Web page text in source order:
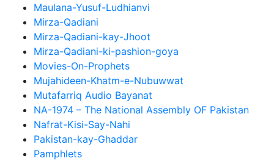
Maulana-Yusuf-Ludhianvi
Mirza-Qadiani
Mirza-Qadiani-kay-Jhoot
Mirza-Qadiani-ki-pashion-goya
Movies-On-Prophets
Mujahideen-Khatm-e-Nubuwwat
Mutafarriq Audio Bayanat
NA-1974 – The National Assembly OF Pakistan
Nafrat-Kisi-Say-Nahi
Pakistan-kay-Ghaddar
Pamphlets